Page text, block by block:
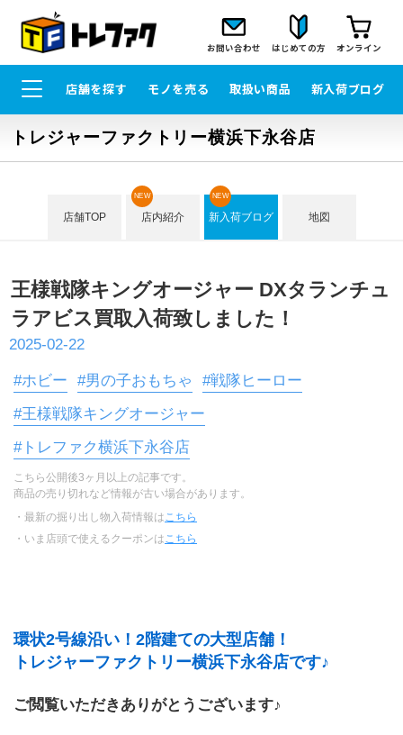
お問い合わせ はじめての方 オンライン
店舗を探す モノを売る 取扱い商品 新入荷ブログ
トレジャーファクトリー横浜下永谷店
店舗TOP 店内紹介
NEW
新入荷ブログ
NEW
地図
王様戦隊キングオージャー DXタランチュ
ラアビス買取入荷致しました！
2025-02-22
#ホビー #男の子おもちゃ
#戦隊ヒーロー
#王様戦隊キングオージャー
#トレファク横浜下永谷店
こちら公開後3ヶ月以上の記事です。
商品の売り切れなど情報が古い場合があります。
・最新の掘り出し物入荷情報は こちら
・いま店頭で使えるクーポンは こちら
環状2号線沿い！2階建ての大型店舗！
トレジャーファクトリー横浜下永谷店です♪
ご閲覧いただきありがとうございます♪